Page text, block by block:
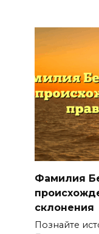
Фамилия
склонения
Познайте